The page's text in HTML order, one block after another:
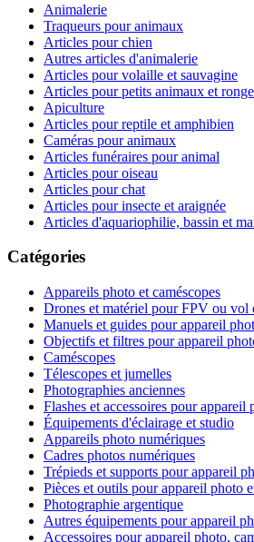
Animalerie
Traqueurs pour animaux
Articles pour chien
Autres articles d'animalerie
Articles pour volaille et sauvagine
Articles pour petits animaux et
Apiculture
Articles pour reptile et amphibien
Caméras pour animaux
Articles funéraires pour animal
Articles pour oiseau
Articles pour chat
Articles pour insecte et araignée
Articles d'aquariophilie, bassin et
Catégories
Appareils photo et caméscopes
Drones et matériel pour FPV ou vol
Manuels et guides pour appareil
Objectifs et filtres pour appareil
Caméscopes
Télescopes et jumelles
Photographies anciennes
Flashes et accessoires pour appareil
Équipements d'éclairage et studio
Appareils photo numériques
Cadres photos numériques
Trépieds et supports pour appareil
Pièces et outils pour appareil photo
Photographie argentique
Autres équipements pour appareil
Accessoires pour appareil photo,